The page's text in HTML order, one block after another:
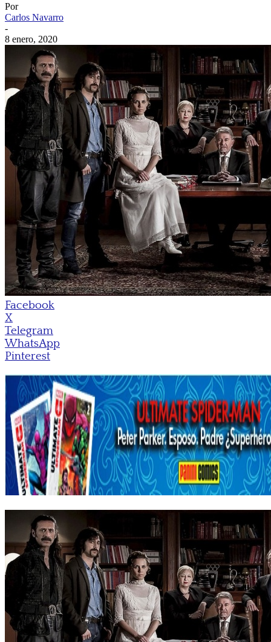
Por
Carlos Navarro
-
8 enero, 2020
Facebook
X
Telegram
WhatsApp
Pinterest